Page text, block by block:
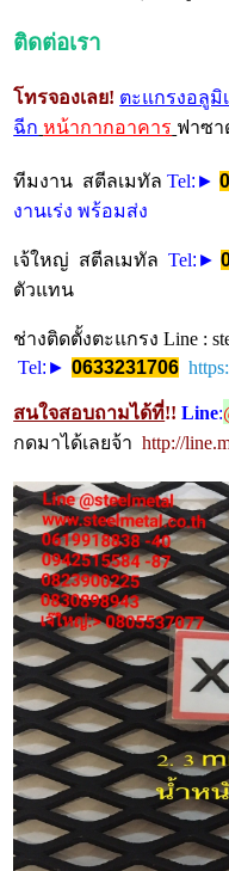
ติดต่อเรา
โทรจองเลย! ตะแกรงอลูมิ
ฉีก หน้ากากอาคาร ฟาซา
ทีมงาน สตีลเมทัลTel:►
งานเร่ง พร้อมส่ง
เจ้ใหญ่ สตีลเมทัลTel:►
ตัวแทน
ช่างติดตั้งตะแกรง Line :
Tel:► 0633231706
สนใจสอบถามได้ที่!! Line:
กดมาได้เลยจ้า http://